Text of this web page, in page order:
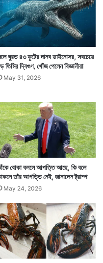
America
ঘুরত ৪৩ ফুটের দানব ডাইনোসর, সবচেয়ে
তিমির দ্বিগুণ, খোঁজ পেলেন বিজ্ঞানীরা
May 31, 2026
বোকা বললে আপত্তি আছে, কি বলে
তাঁর আপত্তি নেই, জানালেন ট্রাম্প
May 24, 2026